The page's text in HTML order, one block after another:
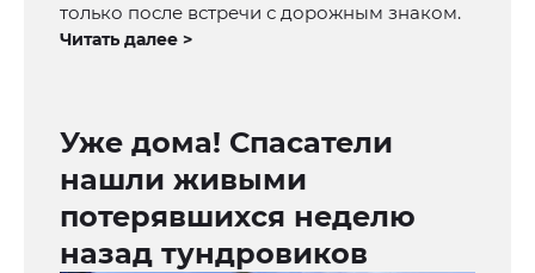
только после встречи с дорожным знаком.
Читать далее >
Уже дома! Спасатели
нашли живыми
потерявшихся неделю
назад тундровиков